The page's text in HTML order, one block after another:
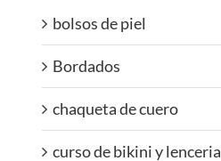
bolsos de piel
Bordados
chaqueta de cuero
curso de bikini y lenceria